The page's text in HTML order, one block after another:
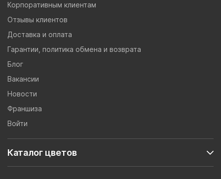
Корпоративным клиентам
Отзывы клиентов
Доставка и оплата
Гарантии, политика обмена и возврата
Блог
Вакансии
Новости
Франшиза
Войти
Каталог цветов